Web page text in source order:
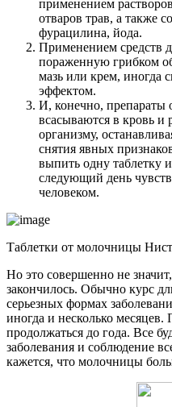
применением
отваров трав, а также
фурацилина, йода.
Применением средств
пораженную грибком
мазь или крем, иногда
эффектом.
И, конечно, препараты
всасываются в кровь и
организму,
снятия явных
выпить одну таблетку
следующий день
человеком.
Таблетки от молочницы
Но это совершенно не
закончилось. Обычно курс
серьезных формах
иногда и несколько
продолжаться до года. Все
заболевания и соблюдение
кажется, что молочницы